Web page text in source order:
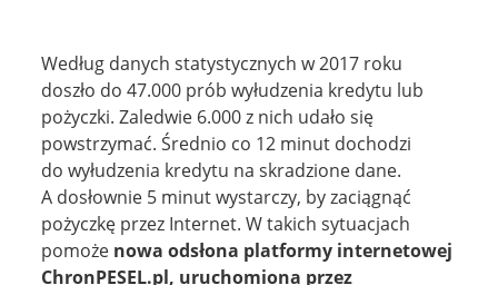
Według danych statystycznych w 2017 roku
doszło do 47.000 prób wyłudzenia kredytu lub
pożyczki. Zaledwie 6.000 z nich udało się
powstrzymać. Średnio co 12 minut dochodzi
do wyłudzenia kredytu na skradzione dane.
A dosłownie 5 minut wystarczy, by zaciągnąć
pożyczkę przez Internet. W takich sytuacjach
pomoże nowa odsłona platformy internetowej
ChronPESEL.pl, uruchomiona przez